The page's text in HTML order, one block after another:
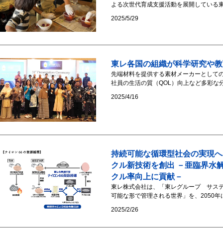
よる次世代育成支援活動を展開してい
2025/5/29
東レ各国の組織が科学研究や
先端材料を提供する素材メーカーとして
社員の生活の質（QOL）向上など多彩
2025/4/16
持続可能な循環型社会の実現
クル新技術を創出 －亜臨界水
クル率向上に貢献－
東レ株式会社は、「東レグループ サス
可能な形で管理される世界」を、2050
2025/2/26